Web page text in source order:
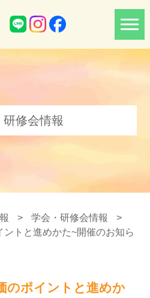
研修会情報
> 学会・研修会情報
>
トと進めかた~開催のお知ら
のポイントと進めか